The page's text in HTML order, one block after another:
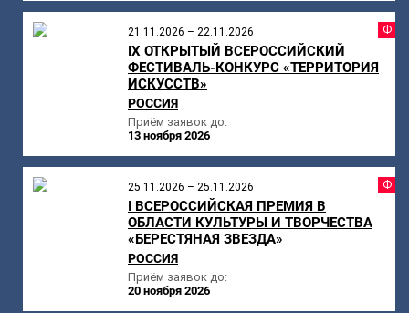
21.11.2026 – 22.11.2026
IX ОТКРЫТЫЙ ВСЕРОССИЙСКИЙ
ФЕСТИВАЛЬ-КОНКУРС «ТЕРРИТОРИЯ
ИСКУССТВ»
РОССИЯ
Приём заявок до:
13 ноября 2026
25.11.2026 – 25.11.2026
I ВСЕРОССИЙСКАЯ ПРЕМИЯ В
ОБЛАСТИ КУЛЬТУРЫ И ТВОРЧЕСТВА
«БЕРЕСТЯНАЯ ЗВЕЗДА»
РОССИЯ
Приём заявок до:
20 ноября 2026